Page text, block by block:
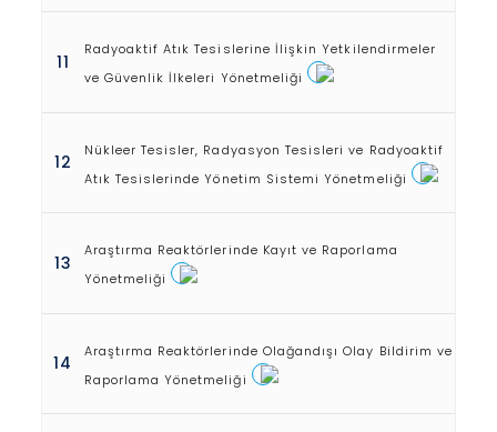
11
Radyoaktif Atık Tesislerine İlişkin Yetkilendirmeler
ve Güvenlik İlkeleri Yönetmeliği
12
Nükleer Tesisler, Radyasyon Tesisleri ve Radyoaktif
Atık Tesislerinde Yönetim Sistemi Yönetmeliği
13
Araştırma Reaktörlerinde Kayıt ve Raporlama
Yönetmeliği
14
Araştırma Reaktörlerinde Olağandışı Olay Bildirim ve
Raporlama Yönetmeliği